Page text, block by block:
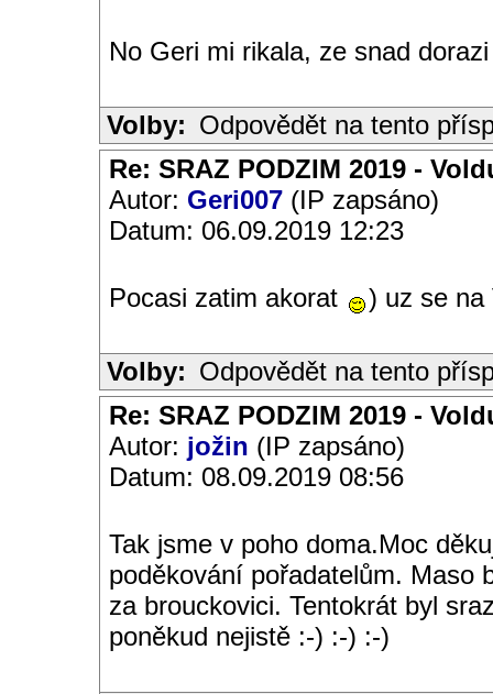
No Geri mi rikala, ze snad
Volby: Odpovědět na tento
Re: SRAZ PODZIM 2019 -
Autor: Geri007 (IP zapsáno)
Datum: 06.09.2019 12:23
Pocasi zatim akorat ) uz se na
Volby: Odpovědět na tento
Re: SRAZ PODZIM 2019 -
Autor: jožin (IP zapsáno)
Datum: 08.09.2019 08:56
Tak jsme v poho doma.Moc
poděkování pořadatelům. Maso
za brouckovici. Tentokrát byl
poněkud nejistě :-) :-) :-)